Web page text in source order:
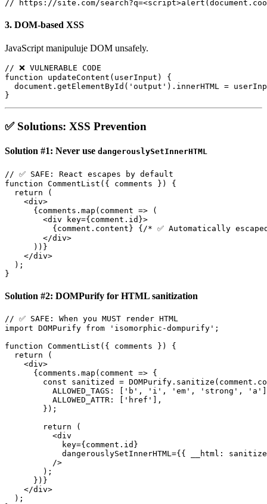
3. DOM-based XSS
JavaScript manipuluje DOM unsafely.
// ❌ VULNERABLE CODE
function updateContent(userInput) {
document.getElementById('output').innerHTML =
✅ Solutions: XSS Prevention
Solution #1: Never use dangerouslySetInnerHTML
// ✅ SAFE: React escapes by default
function CommentList({ comments }) {
  return (
    <div>
      {comments.map(comment => (
        <div key={comment.id}>
{comment.content} {/* ✅ Automatically
        </div>
      ))}
    </div>
  );
Solution #2: DOMPurify for HTML sanitization
// ✅ SAFE: When you MUST render HTML
import DOMPurify from 'isomorphic-dompurify';
function CommentList({ comments }) {
  return (
    <div>
      {comments.map(comment => {
const sanitized =
ALLOWED_TAGS: ['b', 'i', 'em', 'strong',
          ALLOWED_ATTR: ['href'],
        });
        return (
          <div
            key={comment.id}
dangerouslySetInnerHTML={{ __html:
          />
        );
      })}
    </div>
  );